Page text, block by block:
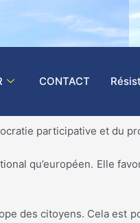
CONTACT
participative et du
qu’européen. Elle
des citoyens. Cela est